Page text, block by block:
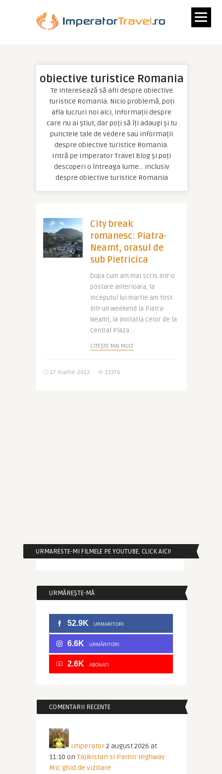
obiective turistice Romania
Te interesează să afli despre obiective
turistice Romania. Nicio problemă, poți
afla lucruri noi aici, informații despre
care nu ai știut, dar poți să îți adaugi și tu
punctele tale de vedere sau informații
despre obiective turistice Romania.
Intră pe Imperator Travel Blog și poți
descoperi o întreaga lume… inclusiv
despre obiective turistice Romania
City break
romanesc: Piatra-
Neamt, orasul de
sub Pietricica
Dupa cum am mai scris intr-o
postare anterioara, la
inceputul lui martie am fost
intr-un weekend la Piatra-
Neamt, la invitatia celor de la
Central Plaza ..
CITEȘTE MAI MULT
27 martie 2012 13376
URMARESTE-MI FILMELE PE YOUTUBE. CLICK AICI!
URMĂREȘTE-MĂ
52.9K URMARITORI
6.6K URMĂRITORI
2.6K ABONATI
COMENTARII RECENTE
Imperator2 august 2026 at
11:10 on Tajikistan si Pamir Highway.
Mic ghid de vizitare